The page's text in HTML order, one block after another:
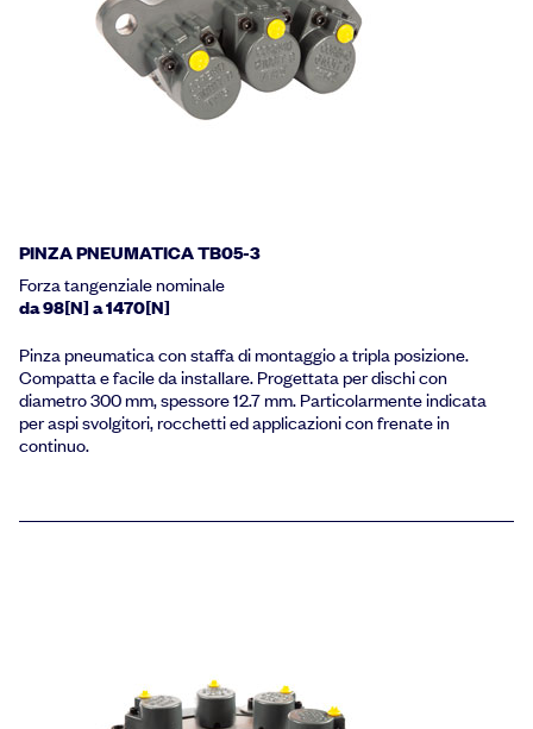
PINZA PNEUMATICA TB05-3
Forza tangenziale nominale
da 98[N] a 1470[N]
Pinza pneumatica con staffa di montaggio a tripla posizione.
Compatta e facile da installare. Progettata per dischi con
diametro 300 mm, spessore 12.7 mm. Particolarmente indicata
per aspi svolgitori, rocchetti ed applicazioni con frenate in
continuo.